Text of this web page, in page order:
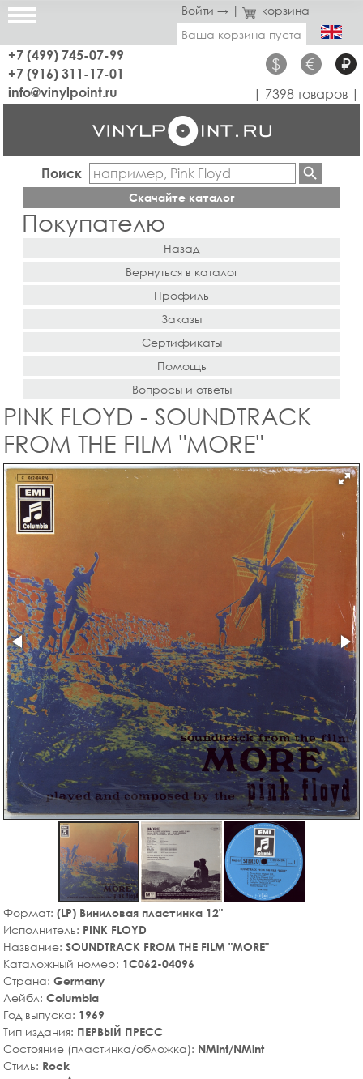
Войти → |
корзина
Ваша корзина пуста
+7 (499) 745-07-99
+7 (916) 311-17-01
$ € ₽
info@vinylpoint.ru | 7398 товаров |
Поиск
Скачайте каталог
Покупателю
Назад
Вернуться в каталог
Профиль
Заказы
Сертификаты
Помощь
Вопросы и ответы
PINK FLOYD - SOUNDTRACK
FROM THE FILM "MORE"
Формат: (LP) Виниловая пластинка 12"
Исполнитель: PINK FLOYD
Название: SOUNDTRACK FROM THE FILM "MORE"
Каталожный номер: 1C062-04096
Страна: Germany
Лейбл: Columbia
Год выпуска: 1969
Тип издания: ПЕРВЫЙ ПРЕСС
Состояние (пластинка/обложка): NMint/NMint
Стиль: Rock